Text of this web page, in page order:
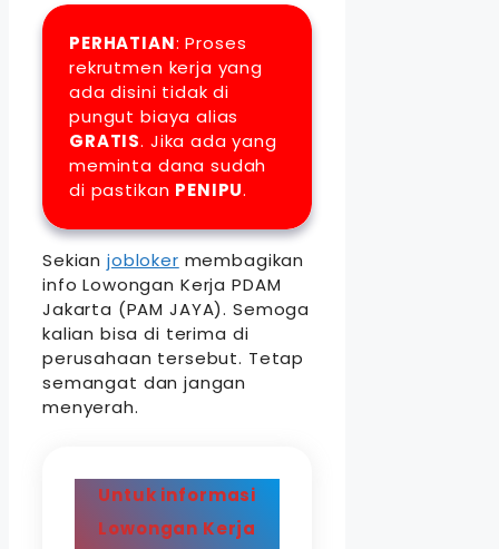
PERHATIAN: Proses
rekrutmen kerja yang
ada disini tidak di
pungut biaya alias
GRATIS. Jika ada yang
meminta dana sudah
di pastikan PENIPU.
Sekian jobloker membagikan
info Lowongan Kerja PDAM
Jakarta (PAM JAYA). Semoga
kalian bisa di terima di
perusahaan tersebut. Tetap
semangat dan jangan
menyerah.
Untuk informasi
Lowongan Kerja